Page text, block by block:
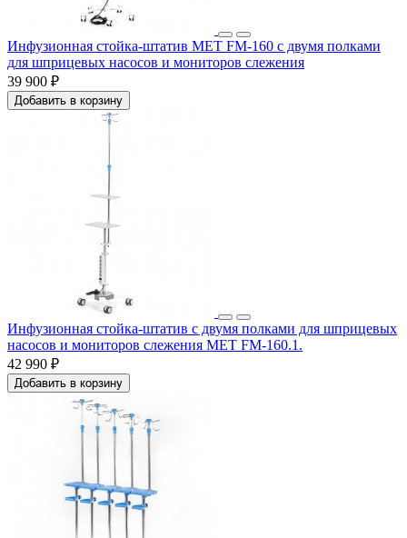
Инфузионная стойка-штатив МЕТ FM-160 с двумя полками
для шприцевых насосов и мониторов слежения
39 900 ₽
Добавить в корзину
Инфузионная стойка-штатив с двумя полками для шприцевых
насосов и мониторов слежения МЕТ FM-160.1.
42 990 ₽
Добавить в корзину